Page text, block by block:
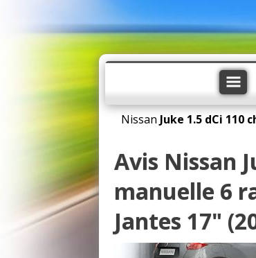
Nissan Juke 1.5 dCi 110
Avis Nissan
manuelle 6
Jantes 17"